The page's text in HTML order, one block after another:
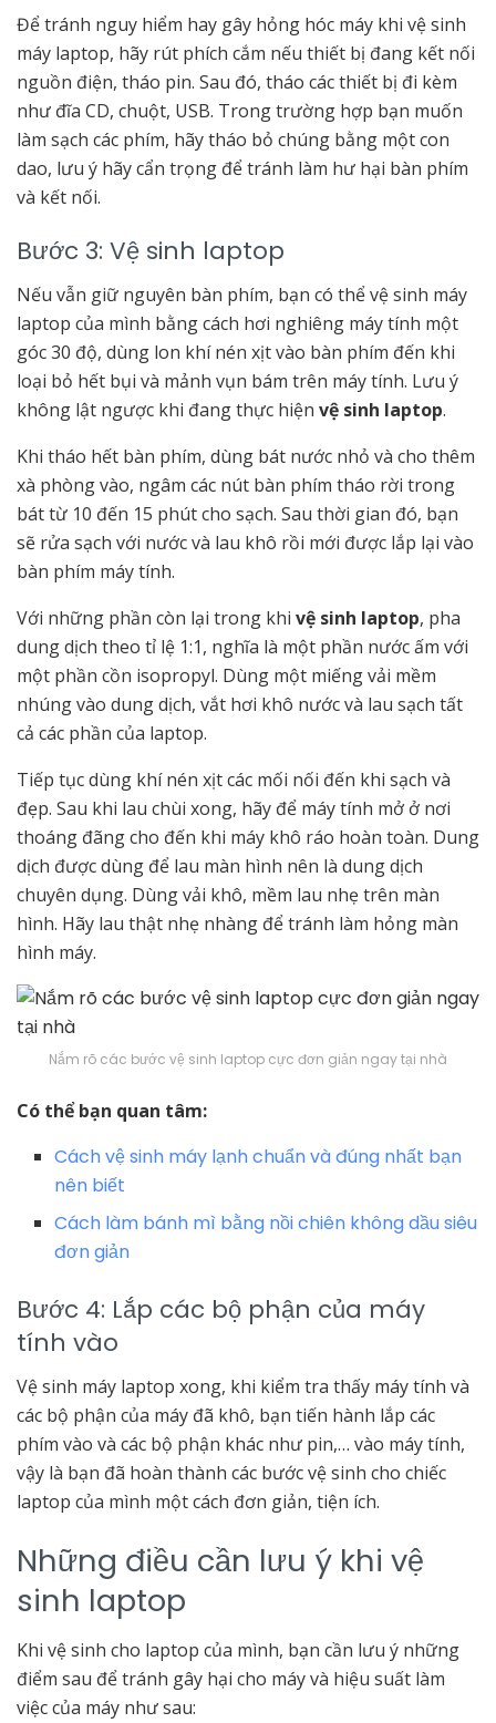
Để tránh nguy hiểm hay gây hỏng hóc máy khi vệ sinh
máy laptop, hãy rút phích cắm nếu thiết bị đang kết nối
nguồn điện, tháo pin. Sau đó, tháo các thiết bị đi kèm
như đĩa CD, chuột, USB. Trong trường hợp bạn muốn
làm sạch các phím, hãy tháo bỏ chúng bằng một con
dao, lưu ý hãy cẩn trọng để tránh làm hư hại bàn phím
và kết nối.
Bước 3: Vệ sinh laptop
Nếu vẫn giữ nguyên bàn phím, bạn có thể vệ sinh máy
laptop của mình bằng cách hơi nghiêng máy tính một
góc 30 độ, dùng lon khí nén xịt vào bàn phím đến khi
loại bỏ hết bụi và mảnh vụn bám trên máy tính. Lưu ý
không lật ngược khi đang thực hiện vệ sinh laptop.
Khi tháo hết bàn phím, dùng bát nước nhỏ và cho thêm
xà phòng vào, ngâm các nút bàn phím tháo rời trong
bát từ 10 đến 15 phút cho sạch. Sau thời gian đó, bạn
sẽ rửa sạch với nước và lau khô rồi mới được lắp lại vào
bàn phím máy tính.
Với những phần còn lại trong khi vệ sinh laptop, pha
dung dịch theo tỉ lệ 1:1, nghĩa là một phần nước ấm với
một phần cồn isopropyl. Dùng một miếng vải mềm
nhúng vào dung dịch, vắt hơi khô nước và lau sạch tất
cả các phần của laptop.
Tiếp tục dùng khí nén xịt các mối nối đến khi sạch và
đẹp. Sau khi lau chùi xong, hãy để máy tính mở ở nơi
thoáng đãng cho đến khi máy khô ráo hoàn toàn. Dung
dịch được dùng để lau màn hình nên là dung dịch
chuyên dụng. Dùng vải khô, mềm lau nhẹ trên màn
hình. Hãy lau thật nhẹ nhàng để tránh làm hỏng màn
hình máy.
Nắm rõ các bước vệ sinh laptop cực đơn giản ngay tại nhà
Có thể bạn quan tâm:
Cách vệ sinh máy lạnh chuẩn và đúng nhất bạn
nên biết
Cách làm bánh mì bằng nồi chiên không dầu siêu
đơn giản
Bước 4: Lắp các bộ phận của máy
tính vào
Vệ sinh máy laptop xong, khi kiểm tra thấy máy tính và
các bộ phận của máy đã khô, bạn tiến hành lắp các
phím vào và các bộ phận khác như pin,… vào máy tính,
vậy là bạn đã hoàn thành các bước vệ sinh cho chiếc
laptop của mình một cách đơn giản, tiện ích.
Những điều cần lưu ý khi vệ
sinh laptop
Khi vệ sinh cho laptop của mình, bạn cần lưu ý những
điểm sau để tránh gây hại cho máy và hiệu suất làm
việc của máy như sau: